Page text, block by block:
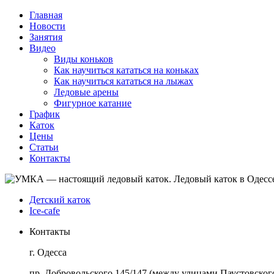
Главная
Новости
Занятия
Видео
Виды коньков
Как научиться кататься на коньках
Как научиться кататься на лыжах
Ледовые арены
Фигурное катание
График
Каток
Цены
Статьи
Контакты
Детский каток
Ice-cafe
Контакты
г. Одесса